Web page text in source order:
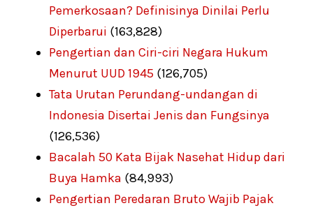
Pemerkosaan? Definisinya Dinilai Perlu
Diperbarui (163,828)
Pengertian dan Ciri-ciri Negara Hukum
Menurut UUD 1945 (126,705)
Tata Urutan Perundang-undangan di
Indonesia Disertai Jenis dan Fungsinya
(126,536)
Bacalah 50 Kata Bijak Nasehat Hidup dari
Buya Hamka (84,993)
Pengertian Peredaran Bruto Wajib Pajak